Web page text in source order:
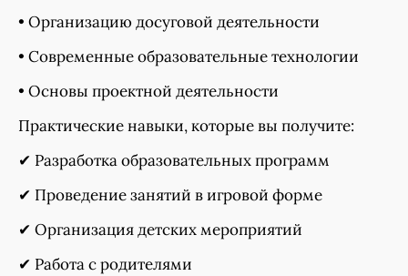
• Организацию досуговой деятельности
• Современные образовательные технологии
• Основы проектной деятельности
Практические навыки, которые вы получите:
✔ Разработка образовательных программ
✔ Проведение занятий в игровой форме
✔ Организация детских мероприятий
✔ Работа с родителями